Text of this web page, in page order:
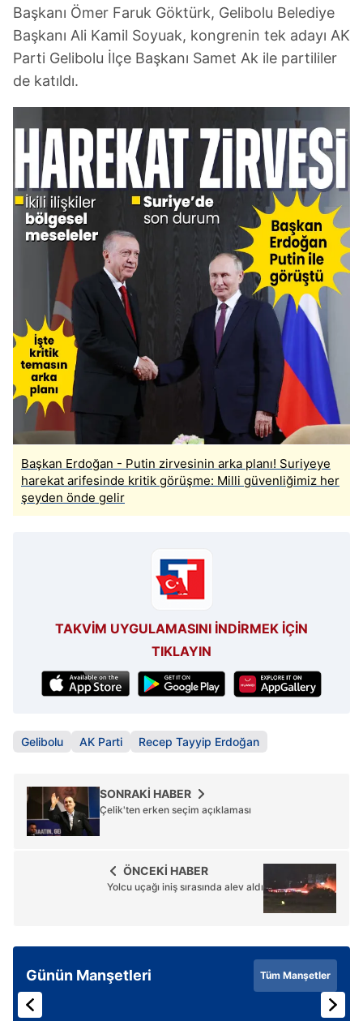
Başkanı Ömer Faruk Göktürk, Gelibolu Belediye
Başkanı Ali Kamil Soyuak, kongrenin tek adayı AK
Parti Gelibolu İlçe Başkanı Samet Ak ile partililer
de katıldı.
Başkan Erdoğan - Putin zirvesinin arka planı! Suriyeye
harekat arifesinde kritik görüşme: Milli güvenliğimiz her
şeyden önde gelir
TAKVİM UYGULAMASINI İNDİRMEK İÇİN
TIKLAYIN
Gelibolu AK Parti Recep Tayyip Erdoğan
SONRAKİ HABER
Çelik'ten erken seçim açıklaması
ÖNCEKİ HABER
Yolcu uçağı iniş sırasında alev aldı
Günün Manşetleri Tüm Manşetler